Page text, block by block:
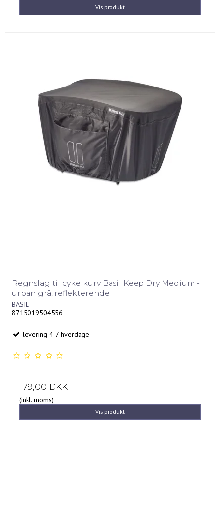
Vis produkt
Regnslag til cykelkurv Basil Keep Dry Medium -
urban grå, reflekterende
BASIL
8715019504556
levering 4-7 hverdage
179,00 DKK
(inkl. moms)
Vis produkt